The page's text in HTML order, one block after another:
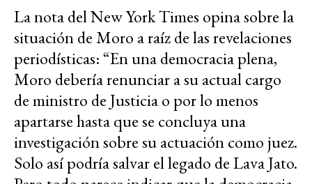
La nota del New York Times opina sobre la
situación de Moro a raíz de las revelaciones
periodísticas: “En una democracia plena,
Moro debería renunciar a su actual cargo
de ministro de Justicia o por lo menos
apartarse hasta que se concluya una
investigación sobre su actuación como juez.
Solo así podría salvar el legado de Lava Jato.